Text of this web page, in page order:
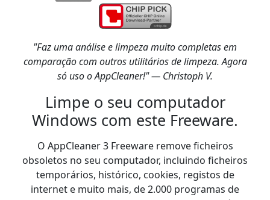
"Faz uma análise e limpeza muito completas em
comparação com outros utilitários de limpeza. Agora
só uso o AppCleaner!" — Christoph V.
Limpe o seu computador
Windows com este Freeware.
O AppCleaner 3 Freeware remove ficheiros
obsoletos no seu computador, incluindo ficheiros
temporários, histórico, cookies, registos de
internet e muito mais, de 2.000 programas de